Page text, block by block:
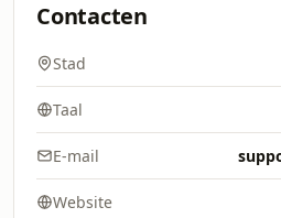
Contacten
Stad
Taal
E-mail
Website